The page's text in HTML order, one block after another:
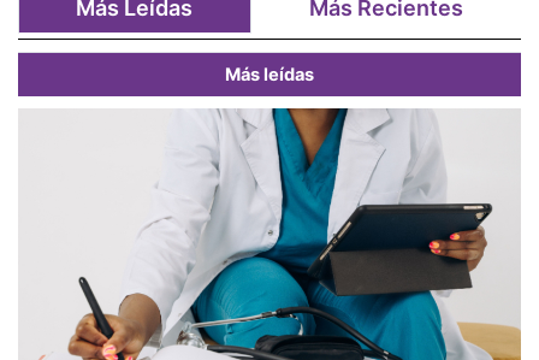
Más Leídas Más Recientes
Más leídas